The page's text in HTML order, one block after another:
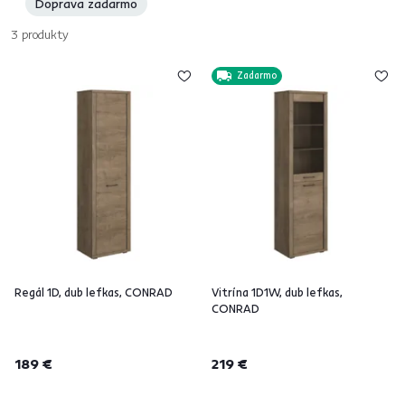
Doprava zadarmo
3 produkty
Regál 1D, dub lefkas, CONRAD
189 €
Zadarmo
Vitrína 1D1W, dub lefkas,
CONRAD
219 €